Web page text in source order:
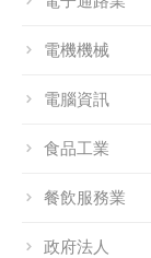
電機機械
電腦資訊
食品工業
餐飲服務業
政府法人